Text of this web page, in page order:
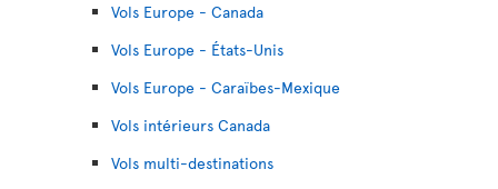
Vols Europe - Canada
Vols Europe - États-Unis
Vols Europe - Caraïbes-Mexique
Vols intérieurs Canada
Vols multi-destinations